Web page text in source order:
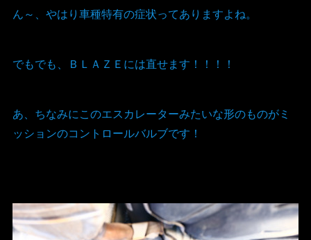
ん～、やはり車種特有の症状ってありますよね。
でもでも、ＢＬＡＺＥには直せます！！！！
あ、ちなみにこのエスカレーターみたいな形のものがミ
ッションのコントロールバルブです！